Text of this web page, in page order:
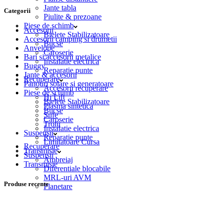
Jante tabla
Piulite & prezoane
Piese de schimb
Bielete Stabilizatoare
Bucse
Caroserie
Instalatie electrica
Reparatie punte
Recuperare
Accesorii recuperare
Hi Lift
Plasma sintetica
Sufe
Trolii
Suspensii
Limitatoare Cursa
Transmisie
Ambreiaj
Diferentiale blocabile
MRL-uri AVM
Planetare
Categorii
Accesorii
Accesorii camping si drumetii
Anvelope
Bari si accesorii metalice
Buggy
Jante & accesorii
Panouri solare si generatoare
Piese de schimb
Bielete Stabilizatoare
Bucse
Caroserie
Instalatie electrica
Reparatie punte
Recuperare
Suspensii
Transmisie
Produse recente